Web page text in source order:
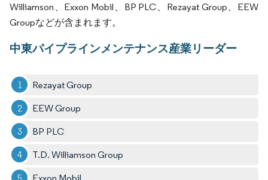
Williamson、Exxon Mobil、BP PLC、Rezayat Group、EEW
Groupなどが含まれます。
中東パイプラインメンテナンス産業リーダー
Rezayat Group
EEW Group
BP PLC
T.D. Williamson Group